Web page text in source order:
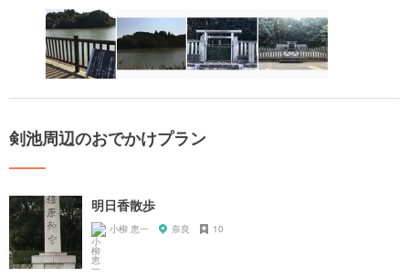
剣池周辺のおでかけプラン
明日香散歩
小柳 恵一 奈良 10